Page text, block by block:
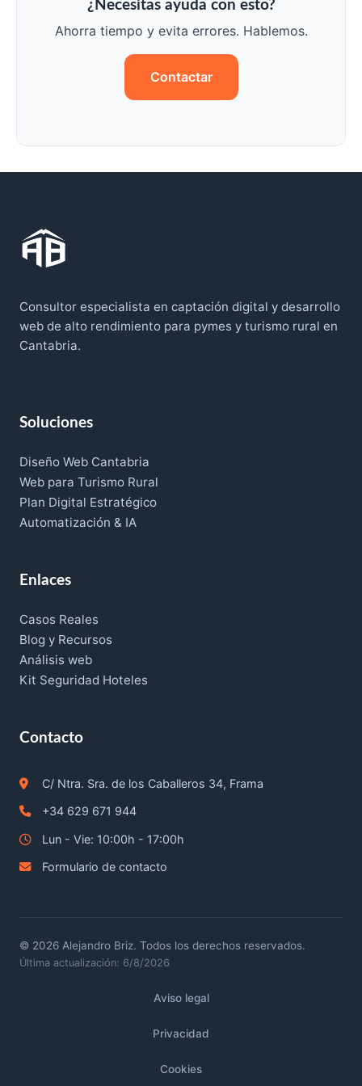
¿Necesitas ayuda con esto?
Ahorra tiempo y evita errores. Hablemos.
Contactar
Consultor especialista en captación digital y desarrollo
web de alto rendimiento para pymes y turismo rural en
Cantabria.
Soluciones
Diseño Web Cantabria
Web para Turismo Rural
Plan Digital Estratégico
Automatización & IA
Enlaces
Casos Reales
Blog y Recursos
Análisis web
Kit Seguridad Hoteles
Contacto
C/ Ntra. Sra. de los Caballeros 34, Frama
+34 629 671 944
Lun - Vie: 10:00h - 17:00h
Formulario de contacto
© 2026 Alejandro Briz. Todos los derechos reservados.
Última actualización: 6/8/2026
Aviso legal
Privacidad
Cookies